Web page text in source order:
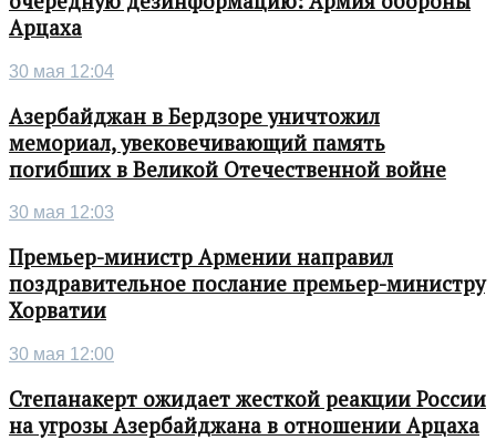
Арцаха
30 мая 12:04
Азербайджан в Бердзоре уничтожил
мемориал, увековечивающий память
погибших в Великой Отечественной войне
30 мая 12:03
Премьер-министр Армении направил
поздравительное послание премьер-министру
Хорватии
30 мая 12:00
Степанакерт ожидает жесткой реакции России
на угрозы Азербайджана в отношении Арцаха